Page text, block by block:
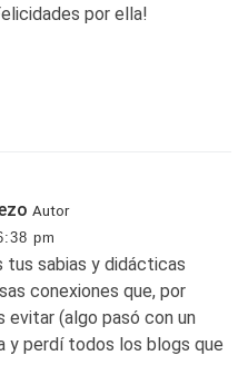
por ella!
Autor
pm
tus sabias y didácticas
conexiones que, por
evitar (algo pasó con un
y perdí todos los blogs que